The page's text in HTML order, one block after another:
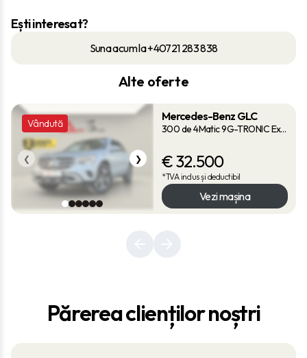
Ești interesat?
Suna acum la +40721 283 838
Alte oferte
❮ ❯
Vândută
Mercedes-Benz GLC
300 de 4Matic 9G-TRONIC Exclusive
€32.500
*TVA inclus și deductibil
Vezi mașina
Părerea clienților noștri